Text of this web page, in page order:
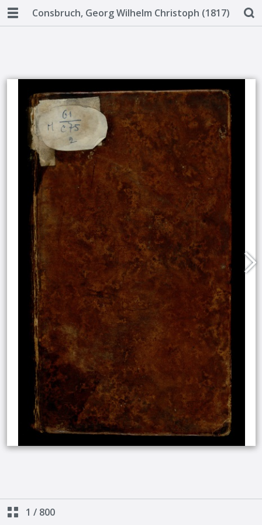
Consbruch, Georg Wilhelm Christoph (1817)
1 / 800